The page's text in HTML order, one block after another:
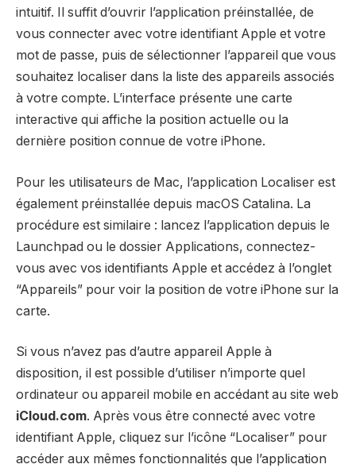
intuitif. Il suffit d’ouvrir l’application préinstallée, de
vous connecter avec votre identifiant Apple et votre
mot de passe, puis de sélectionner l’appareil que vous
souhaitez localiser dans la liste des appareils associés
à votre compte. L’interface présente une carte
interactive qui affiche la position actuelle ou la
dernière position connue de votre iPhone.
Pour les utilisateurs de Mac, l’application Localiser est
également préinstallée depuis macOS Catalina. La
procédure est similaire : lancez l’application depuis le
Launchpad ou le dossier Applications, connectez-
vous avec vos identifiants Apple et accédez à l’onglet
“Appareils” pour voir la position de votre iPhone sur la
carte.
Si vous n’avez pas d’autre appareil Apple à
disposition, il est possible d’utiliser n’importe quel
ordinateur ou appareil mobile en accédant au site web
iCloud.com. Après vous être connecté avec votre
identifiant Apple, cliquez sur l’icône “Localiser” pour
accéder aux mêmes fonctionnalités que l’application